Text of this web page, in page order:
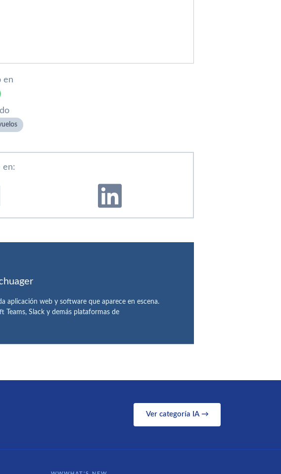
en
en:
aplicación web y software que aparece en escena.
Teams, Slack y demás plataformas de
Ver categoría IA →